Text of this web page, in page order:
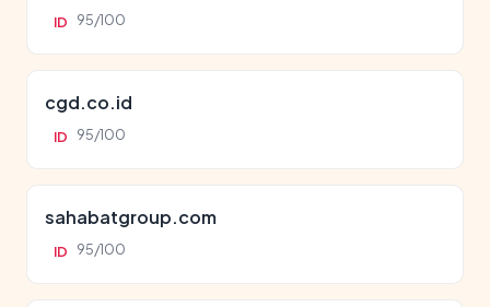
ID 95/100
cgd.co.id
ID 95/100
sahabatgroup.com
ID 95/100